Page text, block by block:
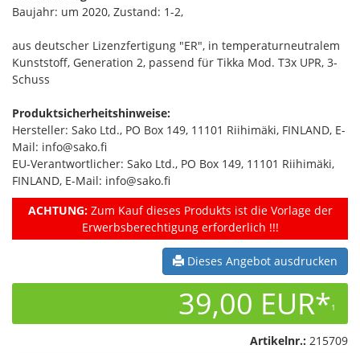
Baujahr: um 2020, Zustand: 1-2,
aus deutscher Lizenzfertigung "ER", in temperaturneutralem
Kunststoff, Generation 2, passend für Tikka Mod. T3x UPR, 3-
Schuss
Produktsicherheitshinweise:
Hersteller: Sako Ltd., PO Box 149, 11101 Riihimäki, FINLAND, E-
Mail: info@sako.fi
EU-Verantwortlicher: Sako Ltd., PO Box 149, 11101 Riihimäki,
FINLAND, E-Mail: info@sako.fi
ACHTUNG:Zum Kauf dieses Produkts ist die Vorlage der
Erwerbsberechtigung erforderlich !!!
Dieses Angebot ausdrucken
39,00 EUR*1
Artikelnr.: 215709